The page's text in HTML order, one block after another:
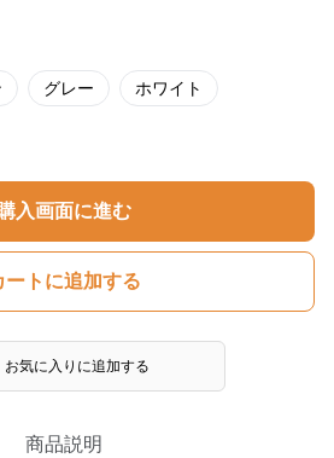
グレー ホワイト
入画面に進む
ートに追加する
お気に入りに追加する
商品説明